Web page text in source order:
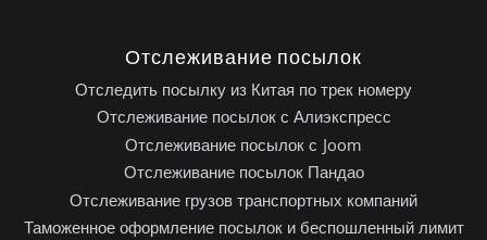
Отслеживание посылок
Отследить посылку из Китая по трек номеру
Отслеживание посылок с Алиэкспресс
Отслеживание посылок с Joom
Отслеживание посылок Пандао
Отслеживание грузов транспортных компаний
Таможенное оформление посылок и беспошленный лимит